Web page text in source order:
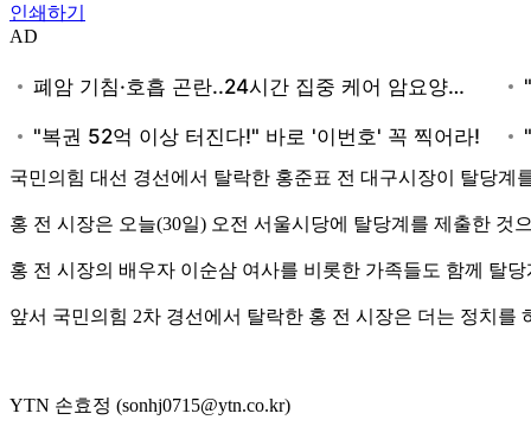
인쇄하기
AD
국민의힘 대선 경선에서 탈락한 홍준표 전 대구시장이 탈당계
홍 전 시장은 오늘(30일) 오전 서울시당에 탈당계를 제출한 것
홍 전 시장의 배우자 이순삼 여사를 비롯한 가족들도 함께 탈
앞서 국민의힘 2차 경선에서 탈락한 홍 전 시장은 더는 정치
YTN 손효정 (sonhj0715@ytn.co.kr)